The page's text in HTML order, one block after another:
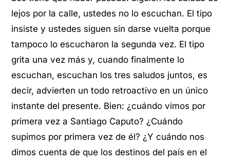
lejos por la calle, ustedes no lo escuchan. El tipo
insiste y ustedes siguen sin darse vuelta porque
tampoco lo escucharon la segunda vez. El tipo
grita una vez más y, cuando finalmente lo
escuchan, escuchan los tres saludos juntos, es
decir, advierten un todo retroactivo en un único
instante del presente. Bien: ¿cuándo vimos por
primera vez a Santiago Caputo? ¿Cuándo
supimos por primera vez de él? ¿Y cuándo nos
dimos cuenta de que los destinos del país en el